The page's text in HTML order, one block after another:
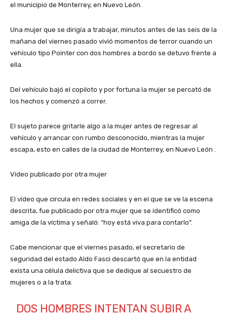
el municipio de Monterrey, en Nuevo León.
Una mujer que se dirigía a trabajar, minutos antes de las seis de la
mañana del viernes pasado vivió momentos de terror cuando un
vehículo tipo Pointer con dos hombres a bordo se detuvo frente a
ella.
Del vehículo bajó el copiloto y por fortuna la mujer se percató de
los hechos y comenzó a correr.
El sujeto parece gritarle algo a la mujer antes de regresar al
vehículo y arrancar con rumbo desconocido, mientras la mujer
escapa, esto en calles de la ciudad de Monterrey, en Nuevo León .
Video publicado por otra mujer
El vídeo que circula en redes sociales y en el que se ve la escena
descrita, fue publicado por otra mujer que se identificó como
amiga de la víctima y señaló: “hoy está viva para contarlo”.
Cabe mencionar que el viernes pasado, el secretario de
seguridad del estado Aldo Fasci descartó que en la entidad
exista una célula delictiva que se dedique al secuestro de
mujeres o a la trata.
DOS HOMBRES INTENTAN SUBIR A